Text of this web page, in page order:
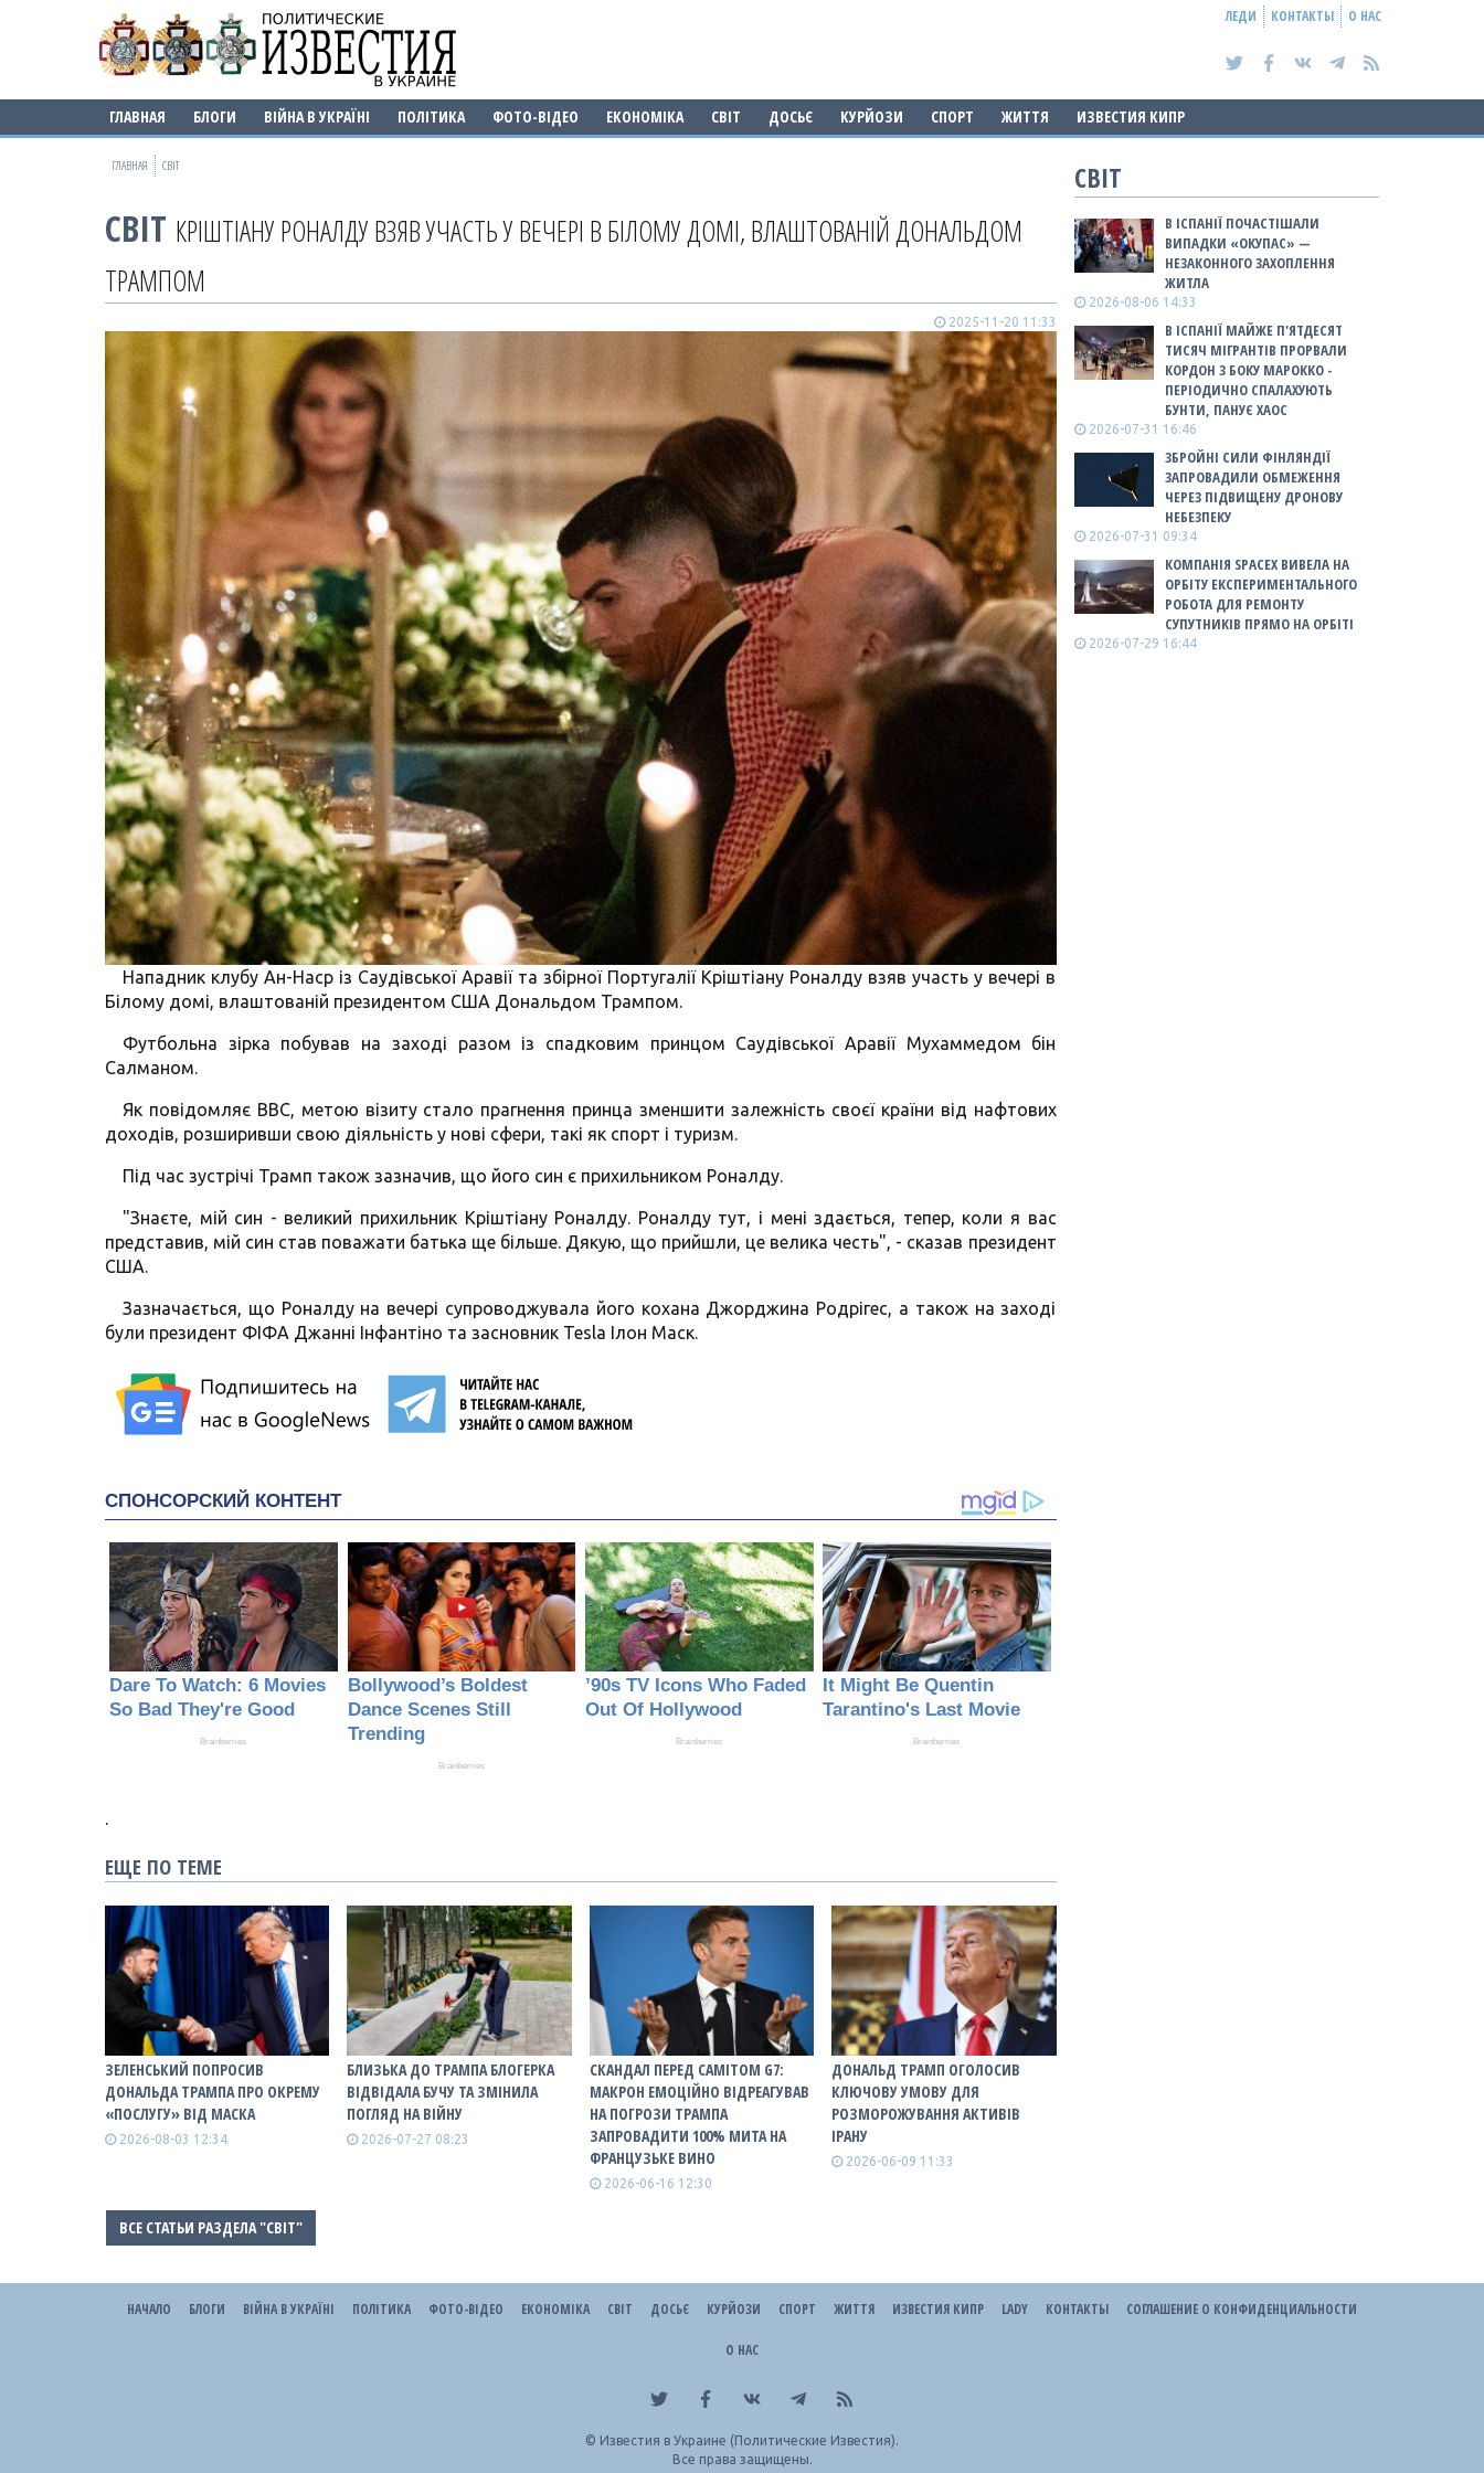
ЛЕДИ КОНТАКТЫ О НАС
ГЛАВНАЯ БЛОГИ ВІЙНА В УКРАЇНІ ПОЛІТИКА ФОТО-ВІДЕО ЕКОНОМІКА СВІТ ДОСЬЄ КУРЙОЗИ СПОРТ ЖИТТЯ ИЗВЕСТИЯ КИПР
ГЛАВНАЯ СВІТ
СВІТ КРІШТІАНУ РОНАЛДУ ВЗЯВ УЧАСТЬ У ВЕЧЕРІ В БІЛОМУ ДОМІ, ВЛАШТОВАНІЙ ДОНАЛЬДОМ
ТРАМПОМ
2025-11-20 11:33
Нападник клубу Ан-Наср із Саудівської Аравії та збірної Португалії Кріштіану Роналду взяв участь у вечері в
Білому домі, влаштованій президентом США Дональдом Трампом.
Футбольна зірка побував на заході разом із спадковим принцом Саудівської Аравії Мухаммедом бін
Салманом.
Як повідомляє BBC, метою візиту стало прагнення принца зменшити залежність своєї країни від нафтових
доходів, розширивши свою діяльність у нові сфери, такі як спорт і туризм.
Під час зустрічі Трамп також зазначив, що його син є прихильником Роналду.
"Знаєте, мій син - великий прихильник Кріштіану Роналду. Роналду тут, і мені здається, тепер, коли я вас
представив, мій син став поважати батька ще більше. Дякую, що прийшли, це велика честь", - сказав президент
США.
Зазначається, що Роналду на вечері супроводжувала його кохана Джорджина Родрігес, а також на заході
були президент ФІФА Джанні Інфантіно та засновник Tesla Ілон Маск.
.
ЕЩЕ ПО ТЕМЕ
ЗЕЛЕНСЬКИЙ ПОПРОСИВ
ДОНАЛЬДА ТРАМПА ПРО ОКРЕМУ
«ПОСЛУГУ» ВІД МАСКА
2026-08-03 12:34
БЛИЗЬКА ДО ТРАМПА БЛОГЕРКА
ВІДВІДАЛА БУЧУ ТА ЗМІНИЛА
ПОГЛЯД НА ВІЙНУ
2026-07-27 08:23
СКАНДАЛ ПЕРЕД САМІТОМ G7:
МАКРОН ЕМОЦІЙНО ВІДРЕАГУВАВ
НА ПОГРОЗИ ТРАМПА
ЗАПРОВАДИТИ 100% МИТА НА
ФРАНЦУЗЬКЕ ВИНО
2026-06-16 12:30
ДОНАЛЬД ТРАМП ОГОЛОСИВ
КЛЮЧОВУ УМОВУ ДЛЯ
РОЗМОРОЖУВАННЯ АКТИВІВ
ІРАНУ
2026-06-09 11:33
ВСЕ СТАТЬИ РАЗДЕЛА "СВІТ"
СВІТ
В ІСПАНІЇ ПОЧАСТІШАЛИ
ВИПАДКИ «ОКУПАС» —
НЕЗАКОННОГО ЗАХОПЛЕННЯ
ЖИТЛА
2026-08-06 14:33
В ІСПАНІЇ МАЙЖЕ П'ЯТДЕСЯТ
ТИСЯЧ МІГРАНТІВ ПРОРВАЛИ
КОРДОН З БОКУ МАРОККО -
ПЕРІОДИЧНО СПАЛАХУЮТЬ
БУНТИ, ПАНУЄ ХАОС
2026-07-31 16:46
ЗБРОЙНІ СИЛИ ФІНЛЯНДІЇ
ЗАПРОВАДИЛИ ОБМЕЖЕННЯ
ЧЕРЕЗ ПІДВИЩЕНУ ДРОНОВУ
НЕБЕЗПЕКУ
2026-07-31 09:34
КОМПАНІЯ SPACEX ВИВЕЛА НА
ОРБІТУ ЕКСПЕРИМЕНТАЛЬНОГО
РОБОТА ДЛЯ РЕМОНТУ
СУПУТНИКІВ ПРЯМО НА ОРБІТІ
2026-07-29 16:44
НАЧАЛО БЛОГИ ВІЙНА В УКРАЇНІ ПОЛІТИКА ФОТО-ВІДЕО ЕКОНОМІКА СВІТ ДОСЬЄ КУРЙОЗИ СПОРТ ЖИТТЯ ИЗВЕСТИЯ КИПР LADY КОНТАКТЫ СОГЛАШЕНИЕ О КОНФИДЕНЦИАЛЬНОСТИ
О НАС
© Известия в Украине (Политические Известия).
Все права защищены.